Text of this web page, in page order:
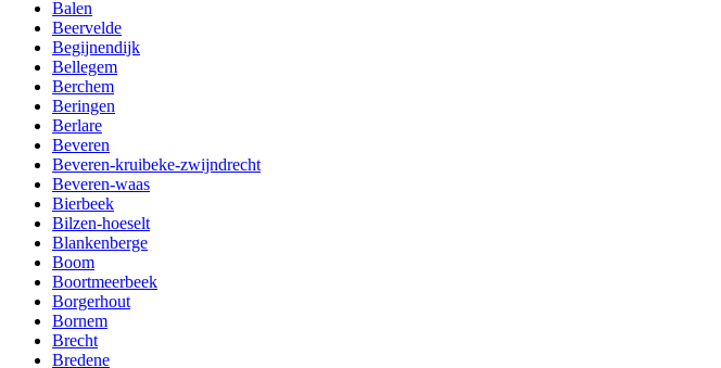
Balen
Beervelde
Begijnendijk
Bellegem
Berchem
Beringen
Berlare
Beveren
Beveren-kruibeke-zwijndrecht
Beveren-waas
Bierbeek
Bilzen-hoeselt
Blankenberge
Boom
Boortmeerbeek
Borgerhout
Bornem
Brecht
Bredene